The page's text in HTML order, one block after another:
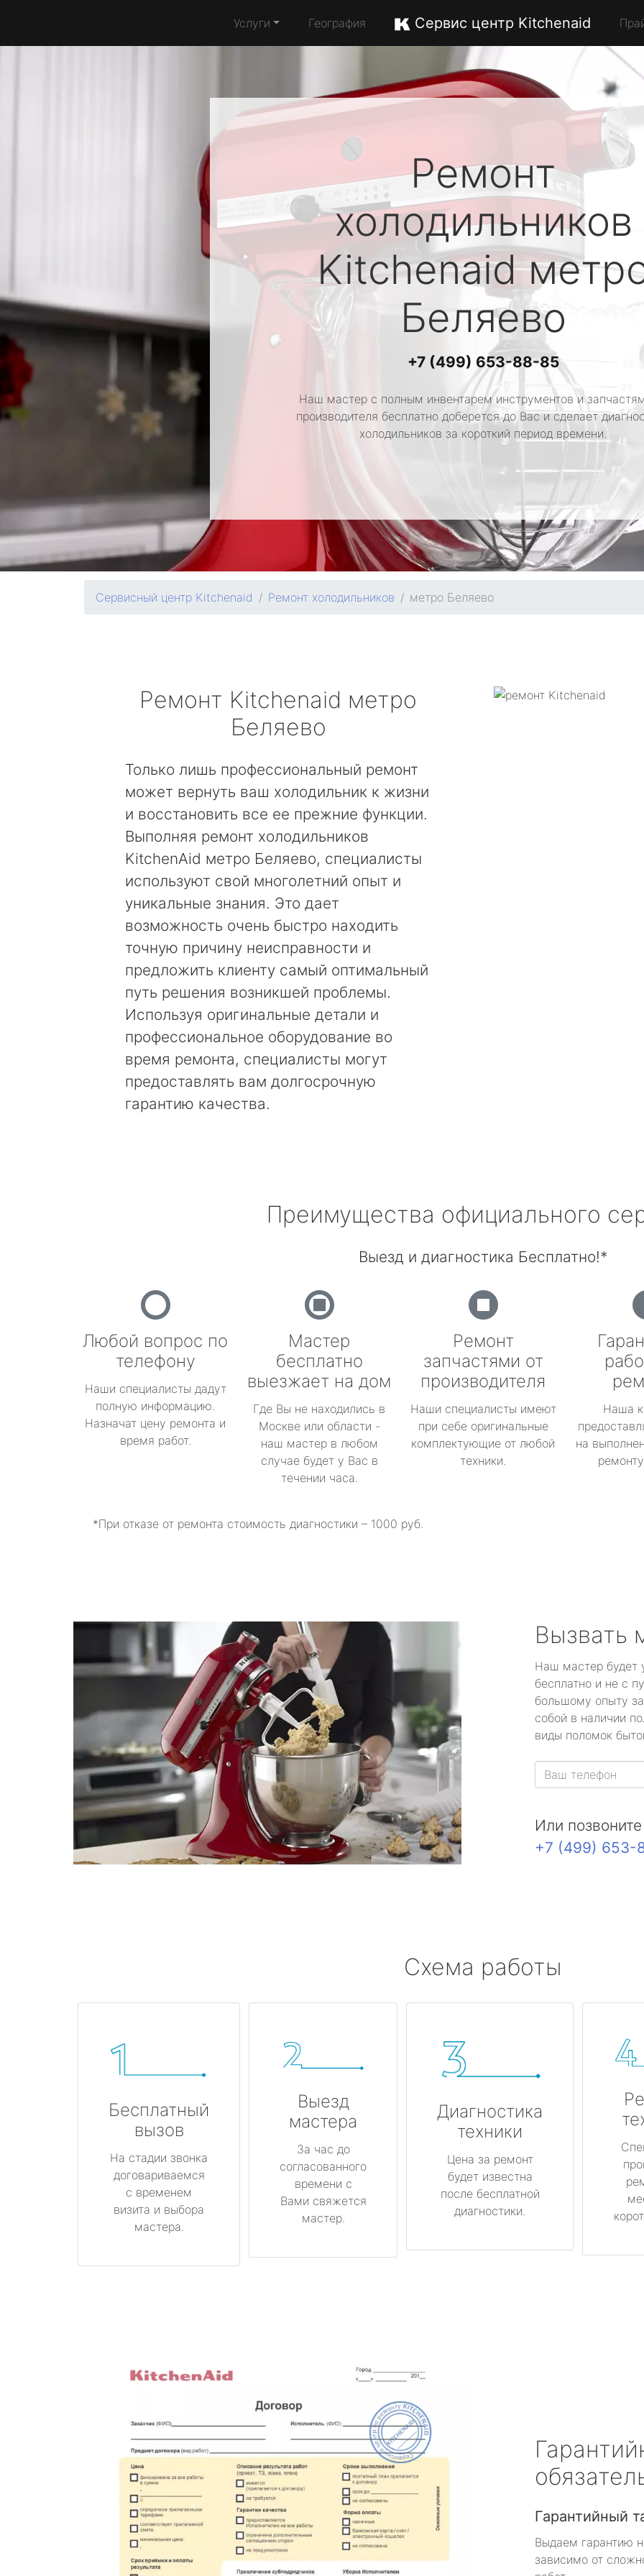
Услуги География Сервис центр Kitchenaid
Ремонт
холодильников
Kitchenaid
Беляево
+7 (499) 653-88-85
Наш мастер с полным инвентарем инструментов и
производителя бесплатно доберется до Вас и сделает
холодильников за короткий период времени.
Сервисный центр Kitchenaid Ремонт холодильников метро Беляево
Ремонт Kitchenaid метро
Беляево
Только лишь профессиональный ремонт
может вернуть ваш холодильник к жизни
и восстановить все ее прежние функции.
Выполняя ремонт холодильников
KitchenAid метро Беляево, специалисты
используют свой многолетний опыт и
уникальные знания. Это дает
возможность очень быстро находить
точную причину неисправности и
предложить клиенту самый оптимальный
путь решения возникшей проблемы.
Используя оригинальные детали и
профессиональное оборудование во
время ремонта, специалисты могут
предоставлять вам долгосрочную
гарантию качества.
Преимущества официального
Выезд и диагностика Бесплатно!*
Любой вопрос по
телефону
Наши специалисты дадут
полную информацию.
Назначат цену ремонта и
время работ.
Мастер
бесплатно
выезжает на дом
Где Вы не находились в
Москве или области -
наш мастер в любом
случае будет у Вас в
течении часа.
Ремонт
запчастями от
производителя
Наши специалисты имеют
при себе оригинальные
комплектующие от любой
техники.
Наша
на
*При отказе от ремонта стоимость диагностики – 1000 руб.
Вызвать
Наш мастер будет
бесплатно и не с
большому опыту
собой в наличии
виды поломок
Или
+7 (499) 653-
Схема работы
Бесплатный
вызов
На стадии звонка
договариваемся
с временем
визита и выбора
мастера.
Выезд
мастера
За час до
согласованного
времени с
Вами свяжется
мастер.
Диагностика
техники
Цена за ремонт
будет известна
после бесплатной
диагностики.
Гарантийный
Выдаем гарантию
зависимо от